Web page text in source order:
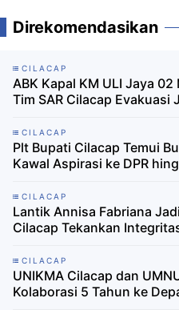
Direkomendasikan
CILACAP
ABK Kapal KM ULI Jaya
Tim SAR Cilacap Evakuasi
CILACAP
Plt Bupati Cilacap Temui
Kawal Aspirasi ke DPR
CILACAP
Lantik Annisa Fabriana
Cilacap Tekankan
CILACAP
UNIKMA Cilacap dan
Kolaborasi 5 Tahun ke